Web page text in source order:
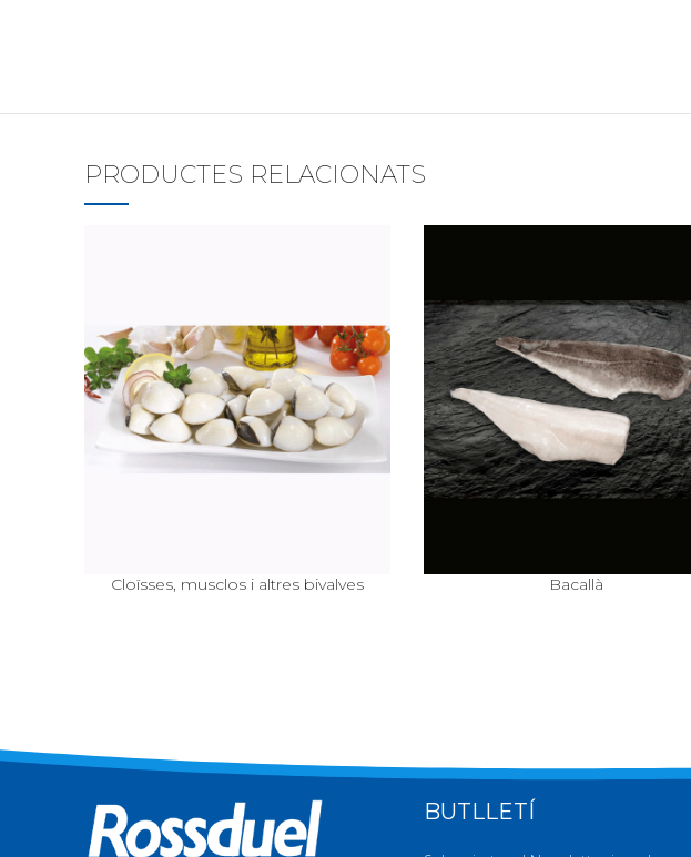
PRODUCTES RELACIONATS
Cloïsses, musclos i altres bivalves Bacallà
BUTLLETÍ